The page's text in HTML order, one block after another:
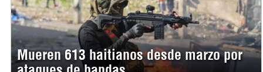
Mueren 613 haitianos desde marzo por